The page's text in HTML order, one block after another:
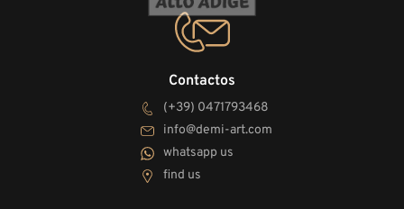
Contactos
(+39) 0471793468
info@demi-art.com
whatsapp us
find us